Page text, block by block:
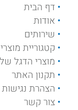
דף הבית
אודות
שירותים
קטגוריית
מוצרי הדגל
תקנון האתר
הצהרת נגישות
צור קשר